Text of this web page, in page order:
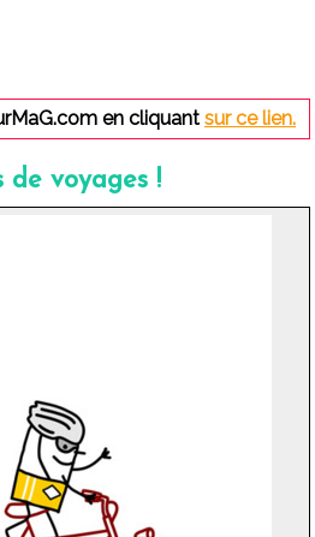
en cliquant sur ce lien.
de voyages !